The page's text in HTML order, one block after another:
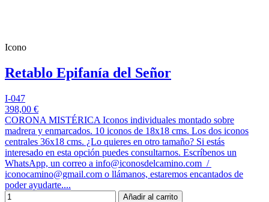
Icono
Retablo Epifanía del Señor
I-047
398,00 €
CORONA MISTÉRICA Iconos individuales montado sobre
madrera y enmarcados. 10 iconos de 18x18 cms. Los dos iconos
centrales 36x18 cms. ¿Lo quieres en otro tamaño? Si estás
interesado en esta opción puedes consultarnos. Escríbenos un
WhatsApp, un correo a info@iconosdelcamino.com /
iconocamino@gmail.com o llámanos, estaremos encantados de
poder ayudarte....
Añadir al carrito